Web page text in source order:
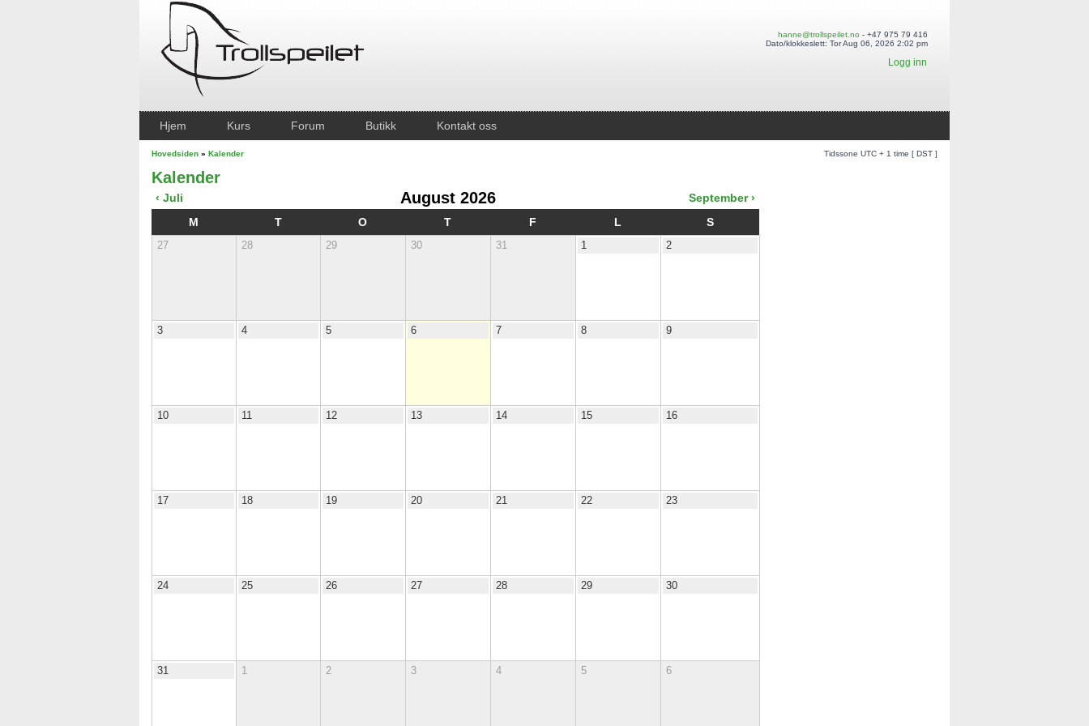
hanne@trollspeilet.no - +47 975 79 416
Dato/klokkeslett: Tor Aug 06, 2026 2:02 pm
Logg inn
Hjem Kurs Forum Butikk Kontakt oss
Hovedsiden » Kalender Tidssone UTC + 1 time [ DST ]
Kalender
‹ Juli August 2026
September ›
M
T O T F L S
27 28 29 30 31 1 2
3 4 5 6 7 8 9
10 11 12 13 14 15 16
17 18 19 20 21 22 23
24 25 26 27 28 29 30
31 1 2 3 4 5 6